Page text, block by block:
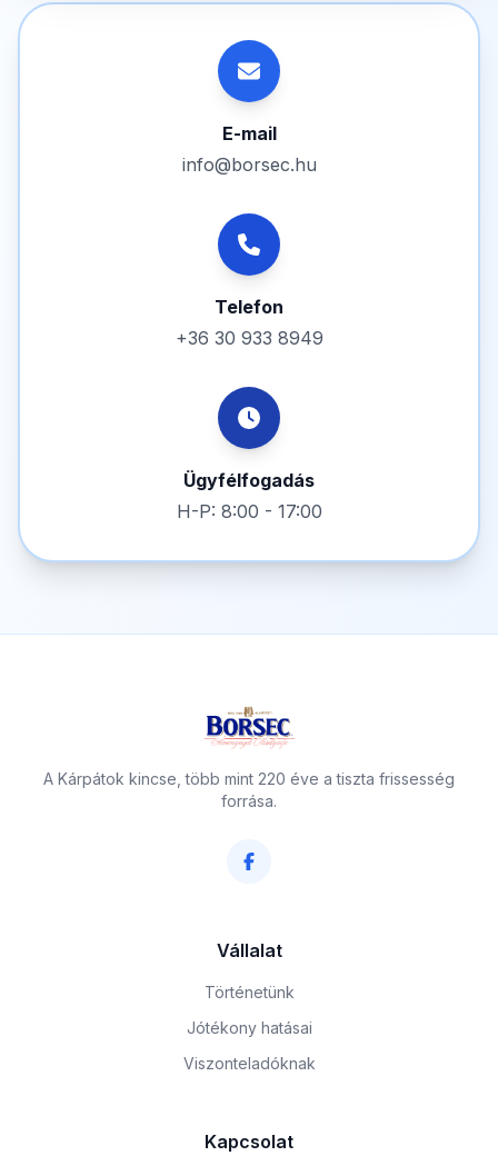
E-mail
info@borsec.hu
Telefon
+36 30 933 8949
Ügyfélfogadás
H-P: 8:00 - 17:00
A Kárpátok kincse, több mint 220 éve a tiszta frissesség
forrása.
Vállalat
Történetünk
Jótékony hatásai
Viszonteladóknak
Kapcsolat